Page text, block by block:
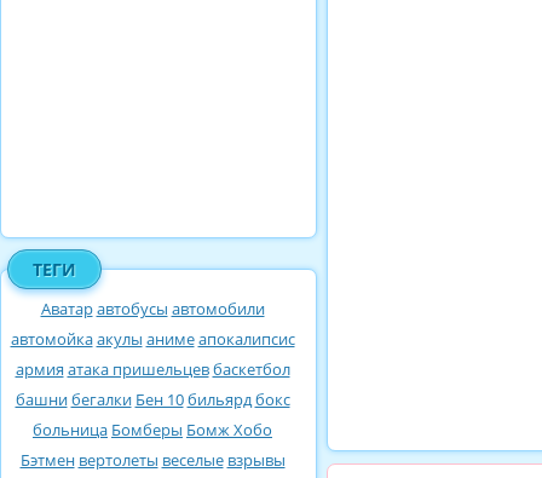
ТЕГИ
Аватаравтобусы автомобили
автомойкаакулы анимеапокалипсис
армия атака пришельцевбаскетбол
башнибегалки Бен 10бильярдбокс
больница Бомберы Бомж Хобо
Бэтмен вертолеты веселые взрывы